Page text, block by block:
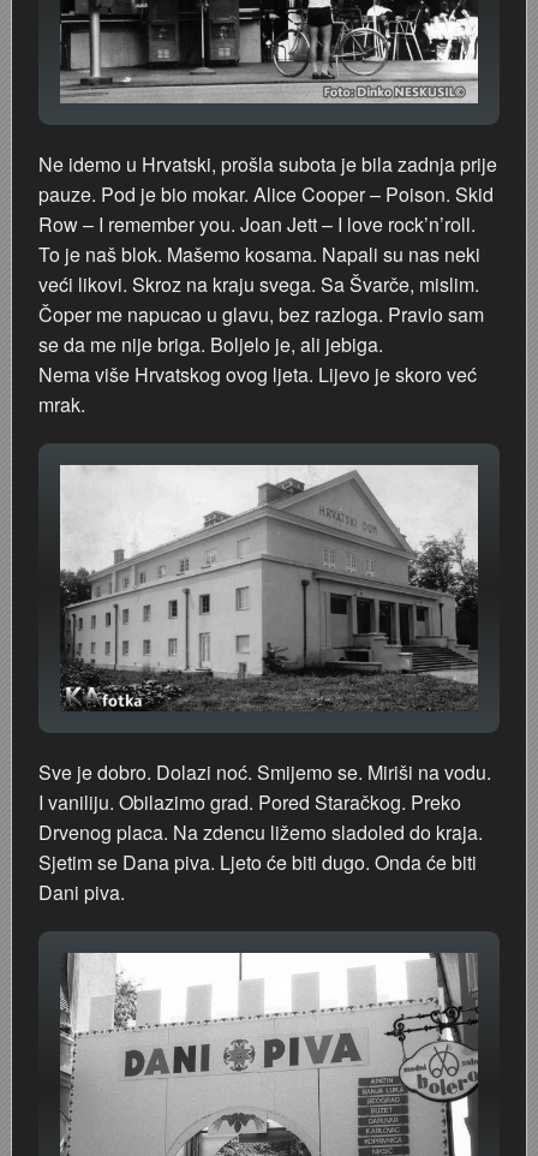
Marakovo brdo i auto kamp
Štamparija Ognjen Price - Karlovačka tiskara
Zima 1967. godine
Zagreb - Karlovac 1:1
Vukmanić 1975. godine
Vatrogasna vježba
Trgovina Merkur
Stari nogometni stadion
Staklana u Radićevoj ulici
Moda '60-tih
Štafeta mladosti
Regata na Kupi 1977.
Priredba u vrtiću 1972. godina
Primanje u pionire 29. XI 1977.
Poplava 1966.
Poduzeće ELEKTRON
Plesna škola u Hrvatskom domu 1979.
Poplava 1987.
Pothodnik
Ramo
Razglednice Karlovca
Tehnička škola generacija 1981/1982
Zidić
Štafeta mladosti 1988.
Željeznički most preko Kupe
Nevenius Graf von Dubowatz - RENDERI
Nikola Perić - kroničar Karlovca, kolekcionar, novinar i
Obitelj Balaš
Obitelj Hauptfeld
Ne idemo u Hrvatski, prošla subota je bila zadnja prije
pauze. Pod je bio mokar. Alice Cooper – Poison. Skid
Row – I remember you. Joan Jett – I love rock’n’roll.
To je naš blok. Mašemo kosama. Napali su nas neki
veći likovi. Skroz na kraju svega. Sa Švarče, mislim.
Čoper me napucao u glavu, bez razloga. Pravio sam
se da me nije briga. Boljelo je, ali jebiga.
Nema više Hrvatskog ovog ljeta. Lijevo je skoro već
mrak.
Sve je dobro. Dolazi noć. Smijemo se. Miriši na vodu.
I vaniliju. Obilazimo grad. Pored Staračkog. Preko
Drvenog placa. Na zdencu ližemo sladoled do kraja.
Sjetim se Dana piva. Ljeto će biti dugo. Onda će biti
Dani piva.